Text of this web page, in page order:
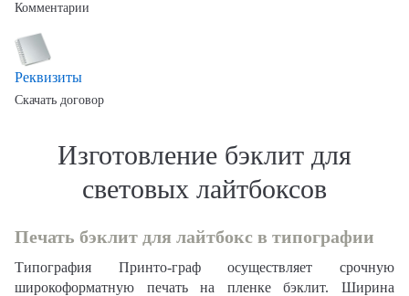
Комментарии
Реквизиты
Скачать договор
Изготовление бэклит для
световых лайтбоксов
Печать бэклит для лайтбокс в типографии
Типография Принто-граф осуществляет срочную
широкоформатную печать на пленке бэклит. Ширина